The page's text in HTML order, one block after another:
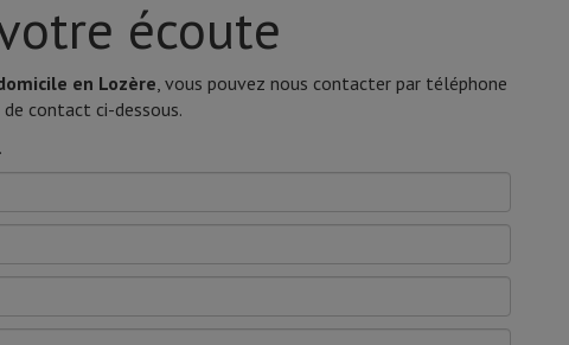
écoute
en Lozère, vous pouvez nous contacter par téléphone
contact ci-dessous.